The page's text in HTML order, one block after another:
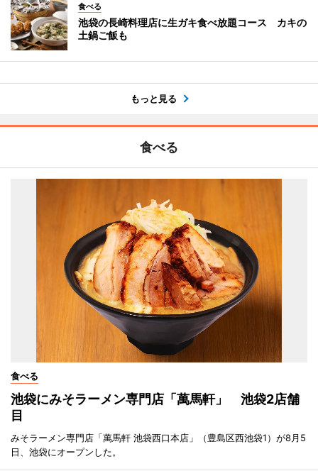
食べる
池袋の長崎料理店に生ガキ食べ放題コース カキの
土鍋ご飯も
もっと見る
食べる
食べる
池袋にみそラーメン専門店「萬馬軒」 池袋2店舗
目
みそラーメン専門店「萬馬軒 池袋西口本店」（豊島区西池袋1）が8月5
日、池袋にオープンした。